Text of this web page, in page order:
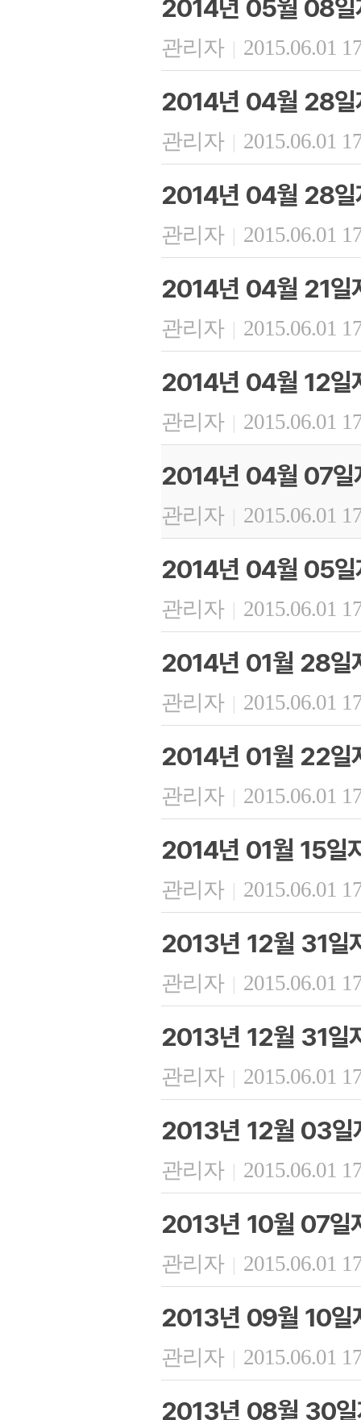
2014년 05월 08일
관리자 | 2015.06.01
2014년 04월 28일
관리자 | 2015.06.01
2014년 04월 28일
관리자 | 2015.06.01
2014년 04월 21일
관리자 | 2015.06.01
2014년 04월 12일
관리자 | 2015.06.01
2014년 04월 07일
관리자 | 2015.06.01
2014년 04월 05일
관리자 | 2015.06.01
2014년 01월 28일
관리자 | 2015.06.01
2014년 01월 22일
관리자 | 2015.06.01
2014년 01월 15일
관리자 | 2015.06.01
2013년 12월 31일
관리자 | 2015.06.01
2013년 12월 31일
관리자 | 2015.06.01
2013년 12월 03일
관리자 | 2015.06.01
2013년 10월 07일
관리자 | 2015.06.01
2013년 09월 10일
관리자 | 2015.06.01
2013년 08월 30일